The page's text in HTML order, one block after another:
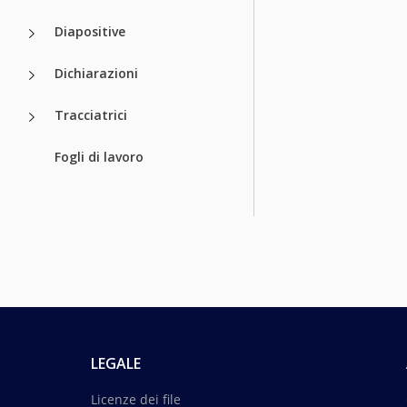
Diapositive
Dichiarazioni
Tracciatrici
Fogli di lavoro
LEGALE
Licenze dei file